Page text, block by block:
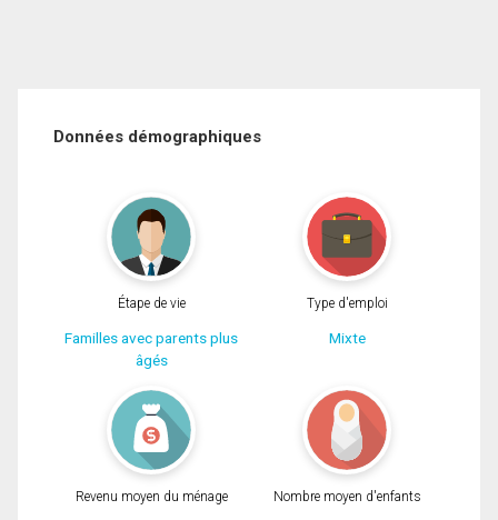
Données démographiques
Étape de vie
Familles avec parents plus
âgés
Type d'emploi
Mixte
Revenu moyen du ménage Nombre moyen d'enfants